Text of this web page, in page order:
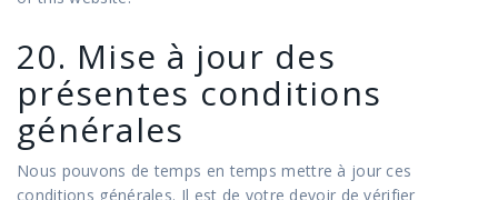
20. Mise à jour des
présentes conditions
générales
Nous pouvons de temps en temps mettre à jour ces
conditions générales. Il est de votre devoir de vérifier